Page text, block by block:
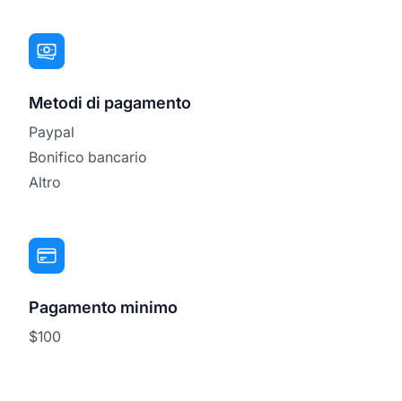
Metodi di pagamento
Paypal
Bonifico bancario
Altro
Pagamento minimo
$100